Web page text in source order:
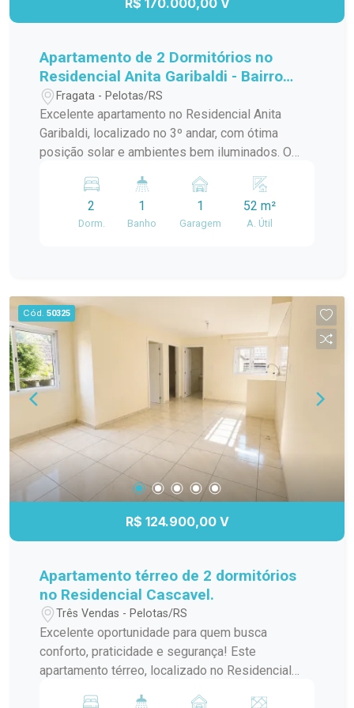
R$ 170.000,00 V
Apartamento de 2 Dormitórios no
Residencial Anita Garibaldi - Bairro
Fragata
Fragata - Pelotas/RS
Excelente apartamento no Residencial Anita
Garibaldi, localizado no 3º andar, com ótima
posição solar e ambientes bem iluminados. O
cozinha, área de serviço e banheiro social,
oferecendo conforto e praticidade para o dia a
Duque de Caxias, com fácil acesso a
supermercados, escolas, farmácias, transporte
público e demais conveniências. Ideal para quem
busca segurança, boa localização e excelente
custo-benefício.
2
Dorm.
1
Banho
1
Garagem
52 m²
A. Útil
Cód. 50325
R$ 124.900,00 V
Apartamento térreo de 2 dormitórios
no Residencial Cascavel.
Três Vendas - Pelotas/RS
Excelente oportunidade para quem busca
conforto, praticidade e segurança! Este
apartamento térreo, localizado no Residencial